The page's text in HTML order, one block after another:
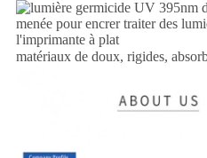
matériaux de doux, rigides,